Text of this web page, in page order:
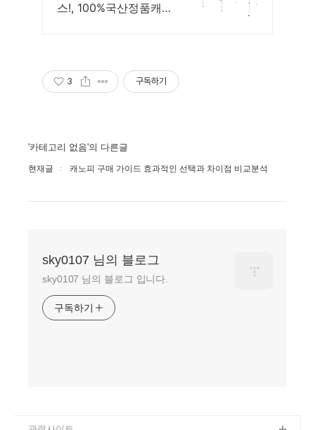
스!, 100%국산정품캐노
3 구독하기
'카테고리 없음'의 다른글
현재글 캐노피 구매 가이드 효과적인 선택과 차이점 비교분석
sky0107 님의 블로그
sky0107 님의 블로그 입니다.
구독하기